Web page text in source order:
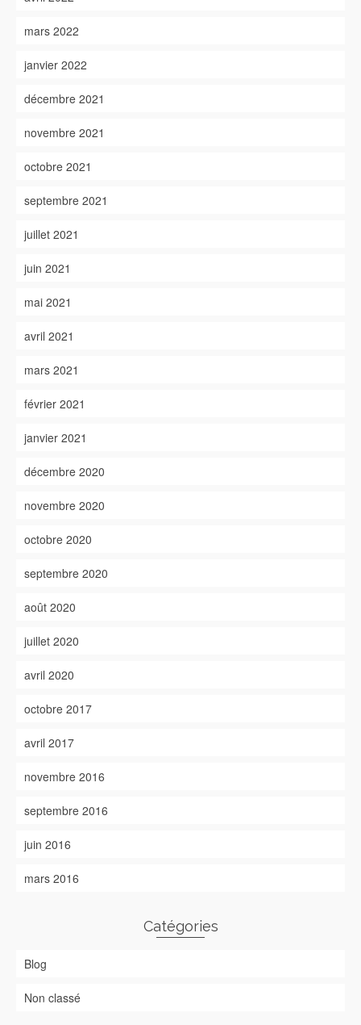
mars 2022
janvier 2022
décembre 2021
novembre 2021
octobre 2021
septembre 2021
juillet 2021
juin 2021
mai 2021
avril 2021
mars 2021
février 2021
janvier 2021
décembre 2020
novembre 2020
octobre 2020
septembre 2020
août 2020
juillet 2020
avril 2020
octobre 2017
avril 2017
novembre 2016
septembre 2016
juin 2016
mars 2016
Catégories
Blog
Non classé